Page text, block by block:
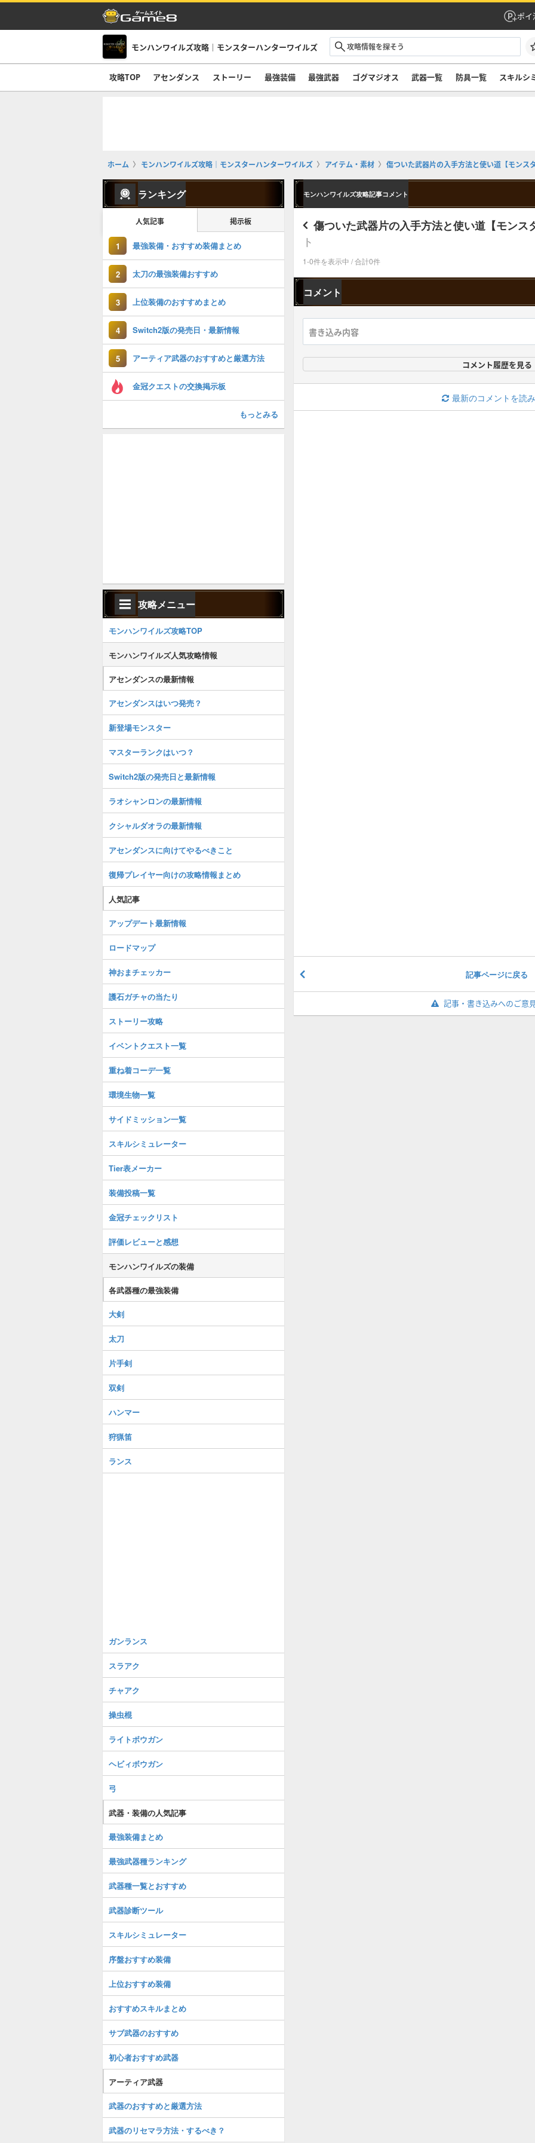
ポイ
モンハンワイルズ攻略｜モンスターハンターワイルズ
攻略TOP アセンダンス ストーリー 最強装備 最強武器 ゴグマジオス 武器一覧 防具一覧 スキルシ
ホーム モンハンワイルズ攻略｜モンスターハンターワイルズ アイテム・素材 傷ついた武器片の入手方法と使い道【モンス
モンハンワイルズ攻略記事コメント
傷ついた武器片の入手方法と使い道【モンス
ト
1-0件を表示中 / 合計0件
コメント
コメント履歴を見る
最新のコメントを読
記事ページに戻る
記事・書き込みへのご意
ランキング
人気記事 掲示板
1 最強装備・おすすめ装備まとめ
2 太刀の最強装備おすすめ
3 上位装備のおすすめまとめ
4 Switch2版の発売日・最新情報
5 アーティア武器のおすすめと厳選方法
金冠クエストの交換掲示板
もっとみる
攻略メニュー
モンハンワイルズ攻略TOP
モンハンワイルズ人気攻略情報
アセンダンスの最新情報
アセンダンスはいつ発売？
新登場モンスター
マスターランクはいつ？
Switch2版の発売日と最新情報
ラオシャンロンの最新情報
クシャルダオラの最新情報
アセンダンスに向けてやるべきこと
復帰プレイヤー向けの攻略情報まとめ
人気記事
アップデート最新情報
ロードマップ
神おまチェッカー
護石ガチャの当たり
ストーリー攻略
イベントクエスト一覧
重ね着コーデ一覧
環境生物一覧
サイドミッション一覧
スキルシミュレーター
Tier表メーカー
装備投稿一覧
金冠チェックリスト
評価レビューと感想
モンハンワイルズの装備
各武器種の最強装備
大剣
太刀
片手剣
双剣
ハンマー
狩猟笛
ランス
ガンランス
スラアク
チャアク
操虫棍
ライトボウガン
ヘビィボウガン
弓
武器・装備の人気記事
最強装備まとめ
最強武器種ランキング
武器種一覧とおすすめ
武器診断ツール
スキルシミュレーター
序盤おすすめ装備
上位おすすめ装備
おすすめスキルまとめ
サブ武器のおすすめ
初心者おすすめ武器
アーティア武器
武器のおすすめと厳選方法
武器のリセマラ方法・するべき？